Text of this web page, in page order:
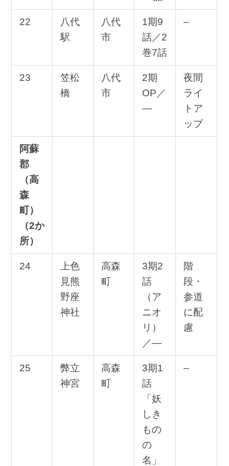
22
八代
駅
八代
市
1期9
話／2
巻7話
–
23
笠松
橋
八代
市
2期
OP／
—
夜間
ライ
トア
ップ
阿蘇
郡
（高
森
町）
（2か
所）
24
上色
見熊
野座
神社
高森
町
3期2
話
（ア
ニオ
リ）
／—
階
段・
参道
に配
慮
25
弊立
神宮
高森
町
3期1
話
「妖
しき
もの
の
名」
–